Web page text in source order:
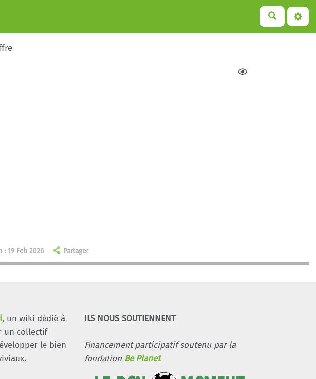
: 19 Feb 2026 Partager
, un wiki dédié à
un collectif
le bien
ILS NOUS SOUTIENNENT
Financement participatif soutenu par la
fondation Be Planet